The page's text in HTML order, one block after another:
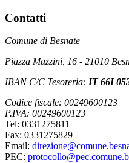
Contatti
Comune di Besnate
Piazza Mazzini, 16 - 21010
IBAN C/C Tesoreria: IT 66I
Codice fiscale: 00249600123
P.IVA: 00249600123
Tel: 0331275811
Fax: 0331275829
Email:
PEC: